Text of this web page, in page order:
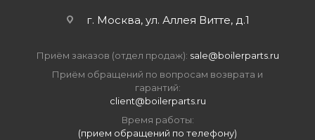
г. Москва, ул. Аллея Витте, д.1
Приём заказов (отдел продаж): sale@boilerparts.ru
Приём обращений по вопросам возврата и
гарантий:
client@boilerparts.ru
Время работы:
(прием обращений по телефону)